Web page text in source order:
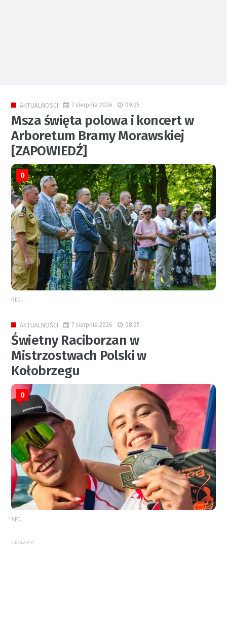
AKTUALNOŚCI 7 sierpnia 2026 09:25
Msza święta polowa i koncert w
Arboretum Bramy Morawskiej
[ZAPOWIEDŹ]
0
RED.
AKTUALNOŚCI 7 sierpnia 2026 08:25
Świetny Raciborzan w
Mistrzostwach Polski w
Kołobrzegu
0
RED.
REKLAMA